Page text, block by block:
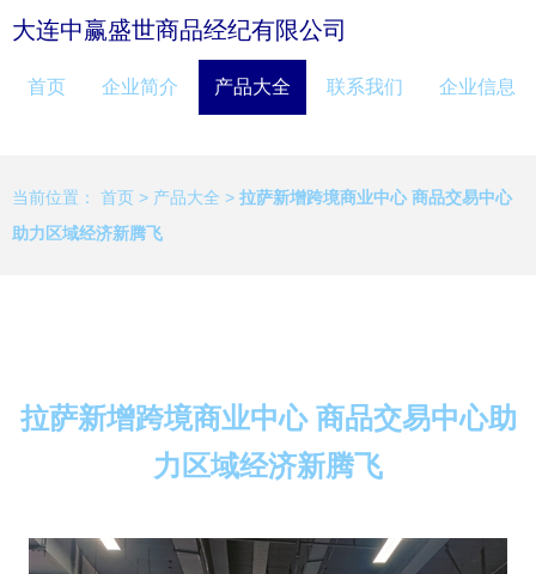
大连中赢盛世商品经纪有限公司
首页 企业简介 产品大全 联系我们 企业信息
当前位置： 首页 > 产品大全 > 拉萨新增跨境商业中心 商品交易中心
助力区域经济新腾飞
拉萨新增跨境商业中心 商品交易中心助
力区域经济新腾飞